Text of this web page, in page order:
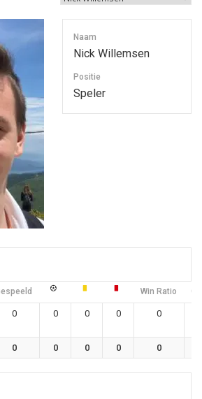
Naam
Nick Willemsen
Positie
Speler
Win Ratio
0 0 0 0 0
0 0 0 0 0